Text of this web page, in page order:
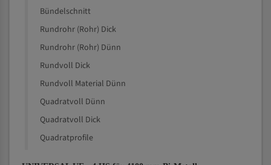
Bündelschnitt
Rundrohr (Rohr) Dick
Rundrohr (Rohr) Dünn
Rundvoll Dick
Rundvoll Material Dünn
Quadratvoll Dünn
Quadratvoll Dick
Quadratprofile